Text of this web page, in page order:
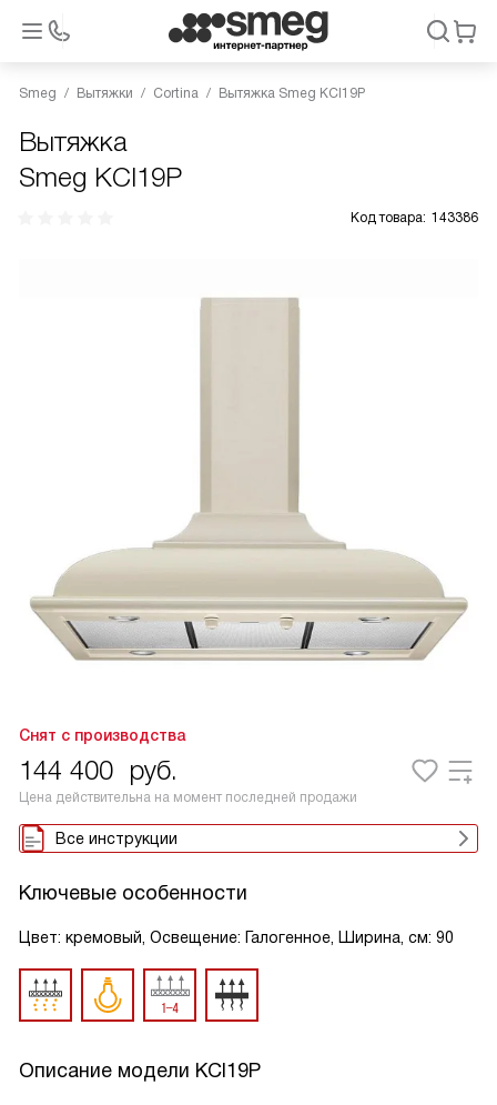
Smeg Вытяжки Cortina Вытяжка Smeg KCI19P
Вытяжка
Smeg KCI19P
Код товара: 143386
Снят с производства
144 400 руб.
Цена действительна на момент последней продажи
Все инструкции
Ключевые особенности
Цвет: кремовый, Освещение: Галогенное, Ширина, см: 90
Описание модели KCI19P